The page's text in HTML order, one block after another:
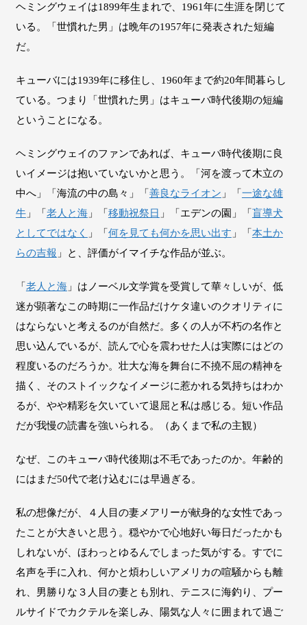
ヘミングウェイは1899年生まれで、1961年に生涯を閉じて
いる。「世慣れた男」は晩年の1957年に発表された短編
だ。
キューバには1939年に移住し、1960年まで約20年間暮らし
ている。つまり「世慣れた男」はキューバ時代後期の短編
ということになる。
ヘミングウェイのファンであれば、キューバ時代後期に良
いイメージは抱いていないかと思う。「河を渡って木立の
中へ」「海流の中の島々」「 善良なライオン 」「 一途な雄
牛」「 老人と海」「 移動祝祭日 」「エデンの園」「 盲導犬
としてではなく 」「 何を見ても何かを思い出す 」「 本土か
らの吉報 」と、評価がイマイチな作品が並ぶ。
「 老人と海」はノーベル文学賞を受賞して華々しいが、低
迷が顕著なこの時期に一作品だけケタ違いのクオリティに
はならないと考えるのが自然だ。多くの人が不朽の名作と
思い込んでいるが、読んで心を震わせた人は実際にはどの
程度いるのだろうか。壮大な海を舞台に不撓不屈の精神を
描く、そのストイックなイメージに惹かれる気持ちはわか
るが、やや精彩を欠いていて退屈と私は感じる。短い作品
だが我慢の読書を強いられる。（あくまで私の主観）
なぜ、このキューバ時代後期は不毛であったのか。年齢的
にはまだ50代で老け込むには早過ぎる。
私の想像だが、４人目の妻メアリーが献身的な女性であっ
たことが大きいと思う。穏やかで心地好い毎日だったかも
しれないが、ほわっとゆるんでしまった気がする。すでに
名声を手に入れ、何かと煩わしいアメリカの喧騒からも離
れ、男勝りな３人目の妻とも別れ、テニスに海釣り、プー
ルサイドでカクテルを楽しみ、陽気な人々に囲まれて過ご